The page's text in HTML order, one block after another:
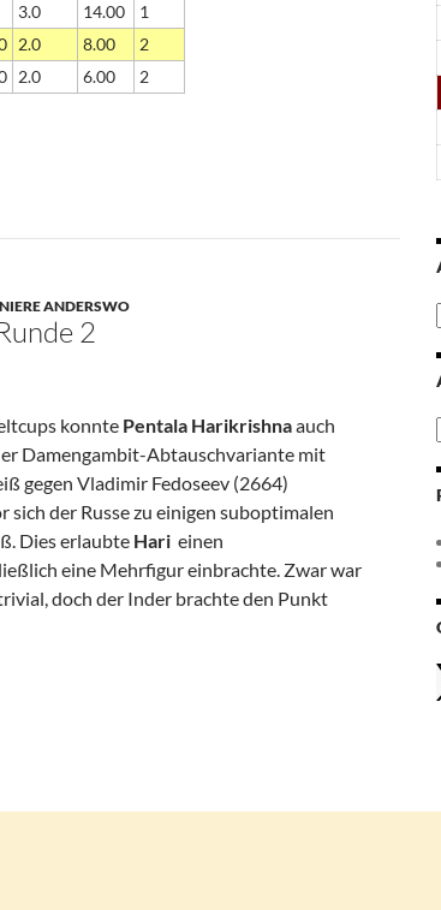
3.0 14.00
1
2.0 8.00
2
2.0 6.00 2
ANDERSWO
2
konnte Pentala Harikrishnaauch
Damengambit-Abtauschvariante mit
gegen Vladimir Fedoseev (2664)
der Russe zu einigen suboptimalen
Dies erlaubte Hari einen
eine Mehrfigur einbrachte. Zwar war
doch der Inder brachte den Punkt
Runde 2